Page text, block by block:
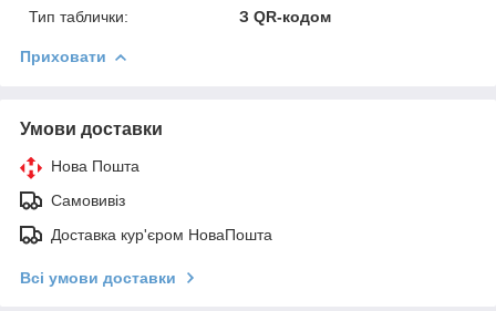
Тип таблички:
З QR-кодом
Приховати
Умови доставки
Нова Пошта
Самовивіз
Доставка кур'єром НоваПошта
Всі умови доставки